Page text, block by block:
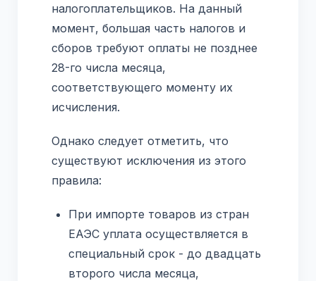
налогоплательщиков. На данный
момент, большая часть налогов и
сборов требуют оплаты не позднее
28-го числа месяца,
соответствующего моменту их
исчисления.
Однако следует отметить, что
существуют исключения из этого
правила:
При импорте товаров из стран
ЕАЭС уплата осуществляется в
специальный срок - до двадцать
второго числа месяца,